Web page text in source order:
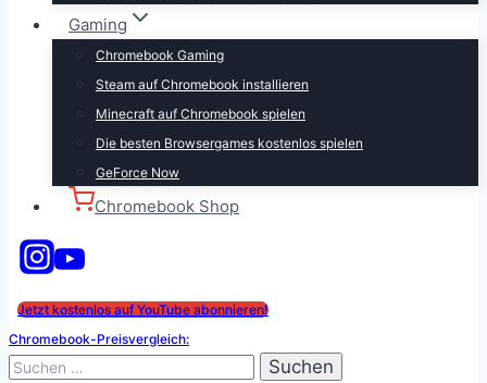
Gaming
Chromebook Gaming
Steam auf Chromebook installieren
Minecraft auf Chromebook spielen
Die besten Browsergames kostenlos spielen
GeForce Now
Chromebook Shop
Jetzt kostenlos auf YouTube abonnieren!
Chromebook-Preisvergleich:
Suchen